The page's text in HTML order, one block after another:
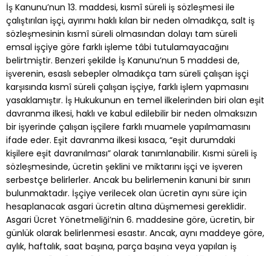
İş Kanunu’nun 13. maddesi, kısmî süreli iş sözleşmesi ile
çalıştırılan işçi, ayırımı haklı kılan bir neden olmadıkça, salt iş
sözleşmesinin kısmî süreli olmasından dolayı tam süreli
emsal işçiye göre farklı işleme tâbi tutulamayacağını
belirtmiştir. Benzeri şekilde İş Kanunu’nun 5 maddesi de,
işverenin, esaslı sebepler olmadıkça tam süreli çalışan işçi
karşısında kısmî süreli çalışan işçiye, farklı işlem yapmasını
yasaklamıştır. İş Hukukunun en temel ilkelerinden biri olan eşit
davranma ilkesi, haklı ve kabul edilebilir bir neden olmaksızın
bir işyerinde çalışan işçilere farklı muamele yapılmamasını
ifade eder. Eşit davranma ilkesi kısaca, “eşit durumdaki
kişilere eşit davranılması” olarak tanımlanabilir. Kısmi süreli iş
sözleşmesinde, ücretin şeklini ve miktarını işçi ve işveren
serbestçe belirlerler. Ancak bu belirlemenin kanuni bir sınırı
bulunmaktadır. İşçiye verilecek olan ücretin aynı süre için
hesaplanacak asgari ücretin altına düşmemesi gereklidir.
Asgari Ücret Yönetmeliği’nin 6. maddesine göre, ücretin, bir
günlük olarak belirlenmesi esastır. Ancak, aynı maddeye göre,
aylık, haftalık, saat başına, parça başına veya yapılan iş